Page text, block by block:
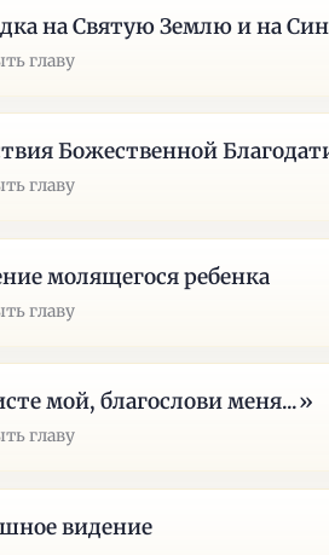
на Святую Землю и на
главу
Божественной
главу
молящегося ребенка
главу
мой, благослови меня...»
главу
видение